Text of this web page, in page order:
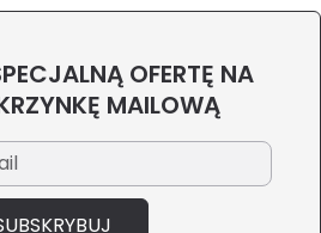
OFERTĘ NA
MAILOWĄ